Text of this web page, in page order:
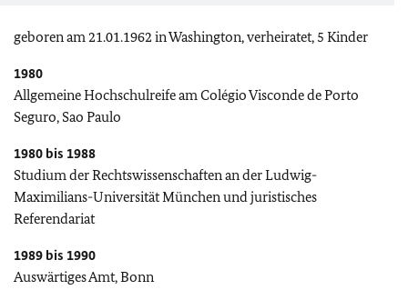
geboren am 21.01.1962 in Washington, verheiratet, 5 Kinder
1980
Allgemeine Hochschulreife am Colégio Visconde de Porto
Seguro, Sao Paulo
1980 bis 1988
Studium der Rechtswissenschaften an der Ludwig-
Maximilians-Universität München und juristisches
Referendariat
1989 bis 1990
Auswärtiges Amt, Bonn